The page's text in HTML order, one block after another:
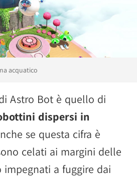
acquatico
Astro Bot è quello di
dispersi in
se questa cifra è
celati ai margini delle
a fuggire dai